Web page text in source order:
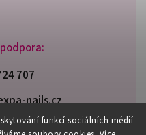
funkcí sociálních médií
707
nails.cz